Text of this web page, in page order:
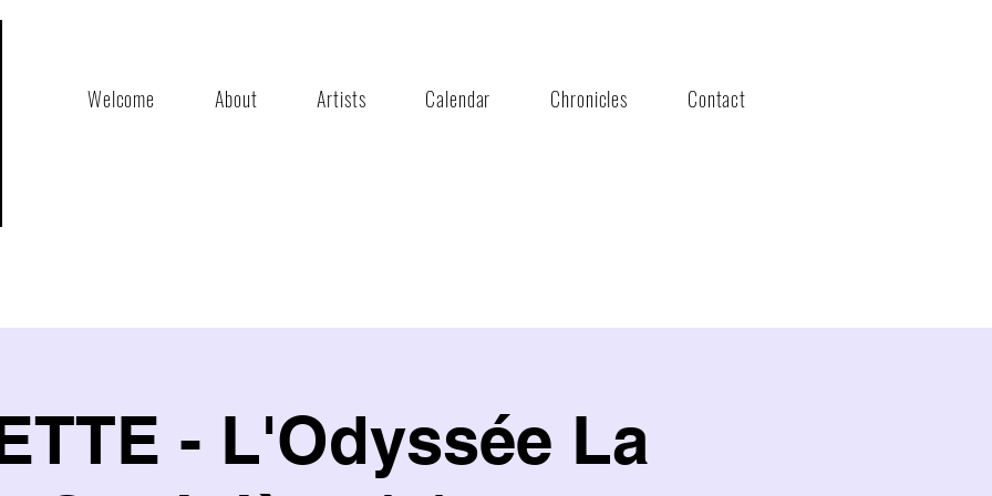
Welcome About Artists Calendar Chronicles Contact
- L'Odyssée La